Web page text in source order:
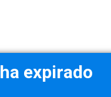
ha expirado